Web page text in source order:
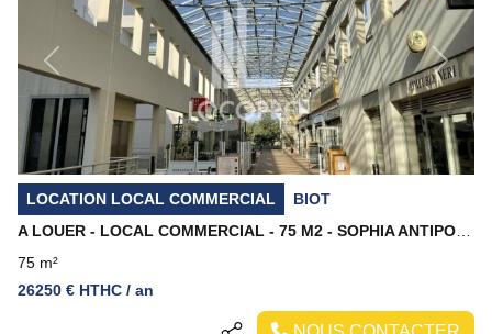
Previous Next
LOCATION LOCAL COMMERCIAL
BIOT
75 m²
26250 € HTHC / an